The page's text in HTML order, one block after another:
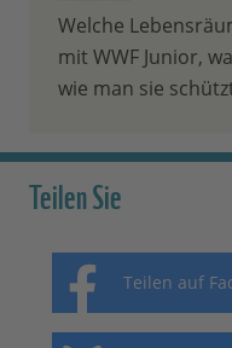
Welche
mit WWF Junior,
wie man sie
Teilen Sie
Teilen auf